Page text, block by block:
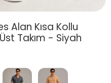
Alan Kısa Kollu
Takım - Siyah